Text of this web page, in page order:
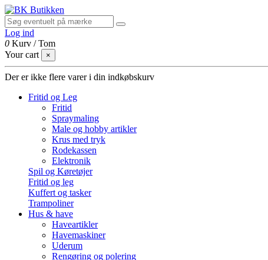
Log ind
0 Kurv /Tom
Your cart
×
Der er ikke flere varer i din indkøbskurv
Fritid og Leg
Fritid
Spraymaling
Male og hobby artikler
Krus med tryk
Rodekassen
Elektronik
Spil og Køretøjer
Fritid og leg
Kuffert og tasker
Trampoliner
Hus & have
Haveartikler
Havemaskiner
Uderum
Rengøring og polering